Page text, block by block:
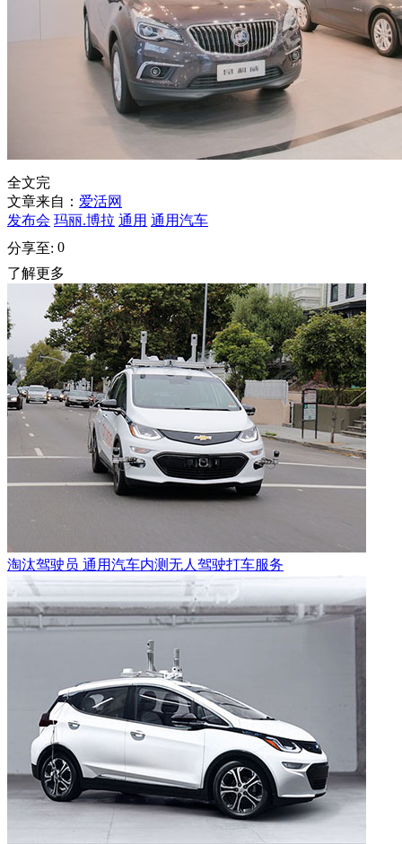
全文完
文章来自： 爱活网
发布会 玛丽.博拉 通用 通用汽车
分享至: 0
了解更多
淘汰驾驶员 通用汽车内测无人驾驶打车服务